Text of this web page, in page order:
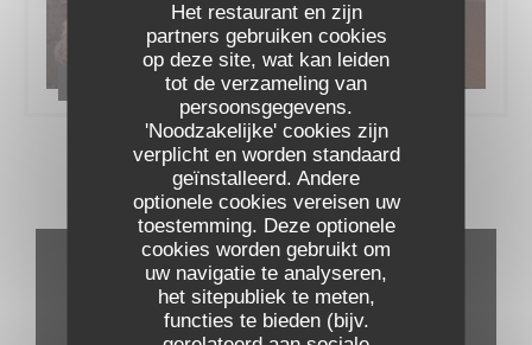
Het restaurant en zijn
partners gebruiken cookies
op deze site, wat kan leiden
tot de verzameling van
persoonsgegevens.
'Noodzakelijke' cookies zijn
verplicht en worden standaard
geïnstalleerd. Andere
optionele cookies vereisen uw
toestemming. Deze optionele
cookies worden gebruikt om
uw navigatie te analyseren,
het sitepubliek te meten,
functies te bieden (bijv.
Le restaurant
Virtuele tour